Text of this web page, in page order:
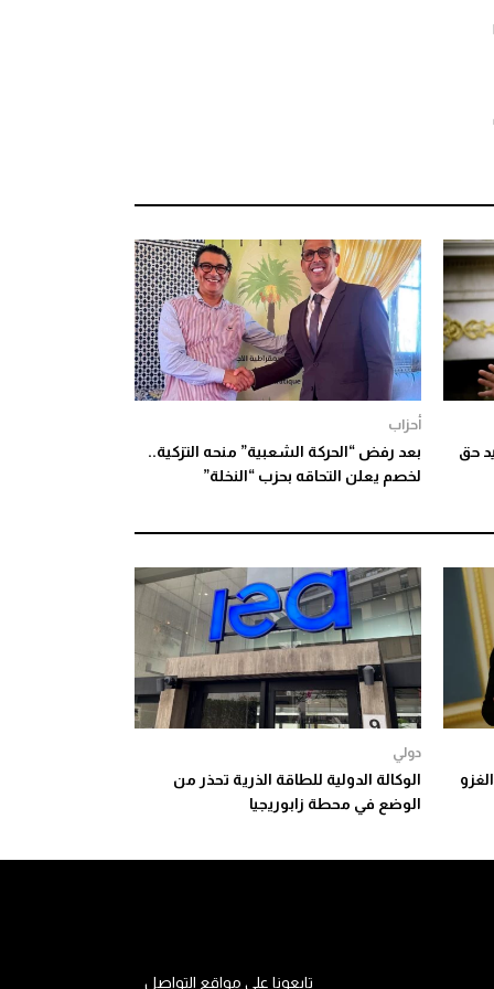
حق
أحزاب
بعد رفض “الحركة الشعبية” منحه التزكية..
لخصم يعلن التحاقه بحزب “النخلة”
دولي
الوكالة الدولية للطاقة الذرية تحذر من
الوضع في محطة زابوريجيا
تابعونا على مواقع التواصل